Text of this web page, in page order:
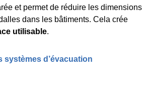
et permet de réduire les dimensions
dans les bâtiments. Cela crée
utilisable.
systèmes d’évacuation